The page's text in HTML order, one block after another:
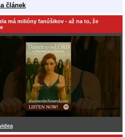
článek
má milióny fanúšikov - až na to, že